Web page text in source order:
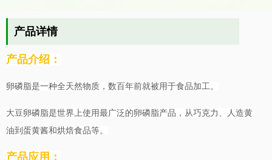
产品详情
产品介绍：
卵磷脂是一种全天然物质，数百年前就被用于食品加工。
大豆卵磷脂是世界上使用最广泛的卵磷脂产品，从巧克力、人造黄
油到蛋黄酱和烘焙食品等。
产品应用：